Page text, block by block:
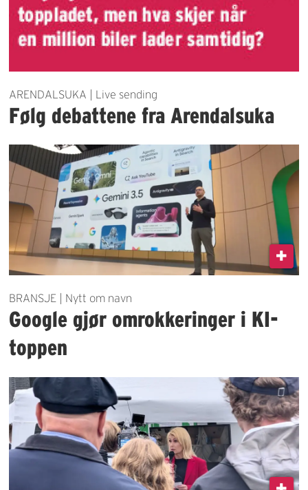
ARENDALSUKA | Live sending
Følg debattene fra Arendalsuka
BRANSJE | Nytt om navn
Google gjør omrokkeringer i KI-
toppen